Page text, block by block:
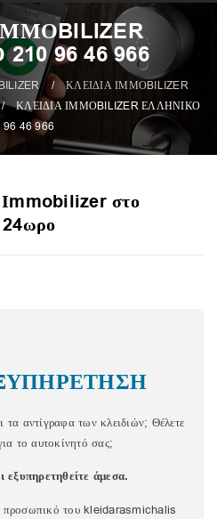
96 46 966
/
ΚΛΕΙΔΙΑ ΙΜΜΟBILIZER
/
ΚΛΕΙΔΙΑ ΙΜΜΟBILIZER ΕΛΛΗΝΙΚΟ
96 46 966
Ιmmobilizer στο
24ωρο
αντίγραφα των κλειδιών; Θέλετε
το αυτοκίνητό σας;
εξυπηρετηθείτε άμεσα.
προσωπικό του kleidarasmichalis